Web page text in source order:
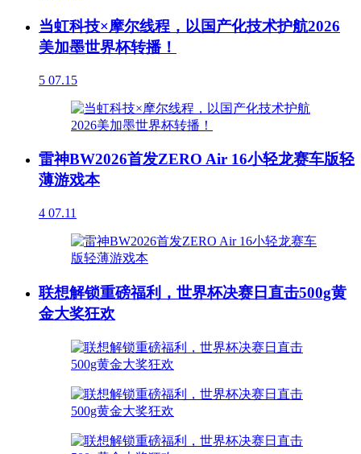
当虹科技×摩尔线程，以国产化技术护航2026
美加墨世界杯转播！
5 07.15
雷神BW2026首发ZERO Air 16小轻龙赛车版轻
薄游戏本
4 07.11
联想解锁重磅福利，世界杯决赛日直击500g黄
金大奖狂欢